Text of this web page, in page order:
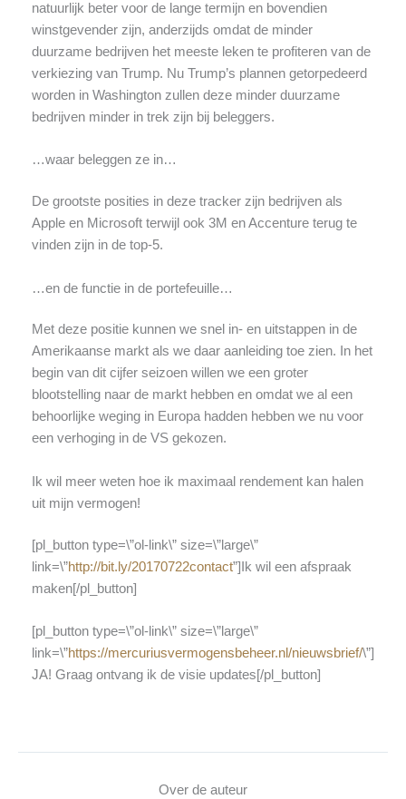
natuurlijk beter voor de lange termijn en bovendien
winstgevender zijn, anderzijds omdat de minder
duurzame bedrijven het meeste leken te profiteren van de
verkiezing van Trump. Nu Trump’s plannen getorpedeerd
worden in Washington zullen deze minder duurzame
bedrijven minder in trek zijn bij beleggers.
…waar beleggen ze in…
De grootste posities in deze tracker zijn bedrijven als
Apple en Microsoft terwijl ook 3M en Accenture terug te
vinden zijn in de top-5.
…en de functie in de portefeuille…
Met deze positie kunnen we snel in- en uitstappen in de
Amerikaanse markt als we daar aanleiding toe zien. In het
begin van dit cijfer seizoen willen we een groter
blootstelling naar de markt hebben en omdat we al een
behoorlijke weging in Europa hadden hebben we nu voor
een verhoging in de VS gekozen.
Ik wil meer weten hoe ik maximaal rendement kan halen
uit mijn vermogen!
[pl_button type=\”ol-link\” size=\”large\”
link=\”http://bit.ly/20170722contact”]Ik wil een afspraak
maken[/pl_button]
[pl_button type=\”ol-link\” size=\”large\”
link=\”https://mercuriusvermogensbeheer.nl/nieuwsbrief/\”]
JA! Graag ontvang ik de visie updates[/pl_button]
Over de auteur